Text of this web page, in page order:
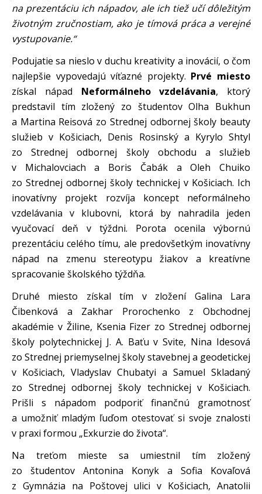
na prezentáciu ich nápadov, ale ich tiež učí dôležitým
životným zručnostiam, ako je tímová práca a verejné
vystupovanie.“
Podujatie sa nieslo v duchu kreativity a inovácií, o čom
najlepšie vypovedajú víťazné projekty. Prvé miesto
získal nápad Neformálneho vzdelávania, ktorý
predstavil tím zložený zo študentov Olha Bukhun
a Martina Reisová zo Strednej odbornej školy beauty
služieb v Košiciach, Denis Rosinský a Kyrylo Shtyl
zo Strednej odbornej školy obchodu a služieb
v Michalovciach a Boris Čabák a Oleh Chuiko
zo Strednej odbornej školy technickej v Košiciach. Ich
inovatívny projekt rozvíja koncept neformálneho
vzdelávania v klubovni, ktorá by nahradila jeden
vyučovací deň v týždni. Porota ocenila výbornú
prezentáciu celého tímu, ale predovšetkým inovatívny
nápad na zmenu stereotypu žiakov a kreatívne
spracovanie školského týždňa.
Druhé miesto získal tím v zložení Galina Lara
Čibenková a Zakhar Prorochenko z Obchodnej
akadémie v Žiline, Ksenia Fizer zo Strednej odbornej
školy polytechnickej J. A. Baťu v Svite, Nina Idesová
zo Strednej priemyselnej školy stavebnej a geodetickej
v Košiciach, Vladyslav Chubatyi a Samuel Skladaný
zo Strednej odbornej školy technickej v Košiciach.
Prišli s nápadom podporiť finančnú gramotnosť
a umožniť mladým ľuďom otestovať si svoje znalosti
v praxi formou „Exkurzie do života“.
Na treťom mieste sa umiestnil tím zložený
zo študentov Antonina Konyk a Sofia Kovaľová
z Gymnázia na Poštovej ulici v Košiciach, Anatolii